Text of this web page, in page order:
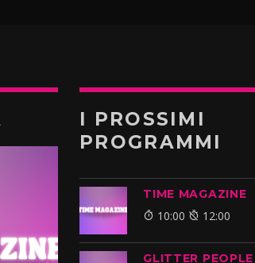
I PROSSIMI
PROGRAMMI
TIME MAGAZINE
10:00 12:00
GLITTER PEOPLE